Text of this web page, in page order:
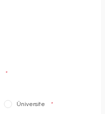
*
Üniversite *